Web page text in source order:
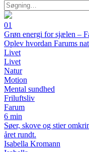
01
Grøn energi for sjælen –
Oplev hvordan Farums
Livet
Livet
Natur
Motion
Mental sundhed
Friluftsliv
Farum
6 min
Søer, skove og stier
året rundt.
Isabella Kromann